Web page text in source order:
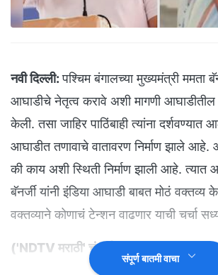
नवी दिल्ली: पश्चिम बंगालच्या मुख्यमंत्री ममता
आघाडीचे नेतृत्व करावे अशी मागणी आघाडीतील
केली. तसा जाहिर पाठिंबाही त्यांना दर्शवण्यात
आघाडीत तणावाचे वातावरण निर्माण झाले
की काय अशी स्थिती निर्माण झाली आहे. त्यात
बॅनर्जी यांनी इंडिया आघाडी बाबत मोठं वक्तव्य
वक्तव्याने कोणाचं टेन्शन वाढणार याची चर्चा
('NDTV मराठी' चं अधिकृत व्हॉट्सअ‍ॅप चॅनल
संपूर्ण बातमी वाचा